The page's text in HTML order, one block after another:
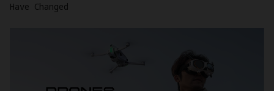
Have Changed